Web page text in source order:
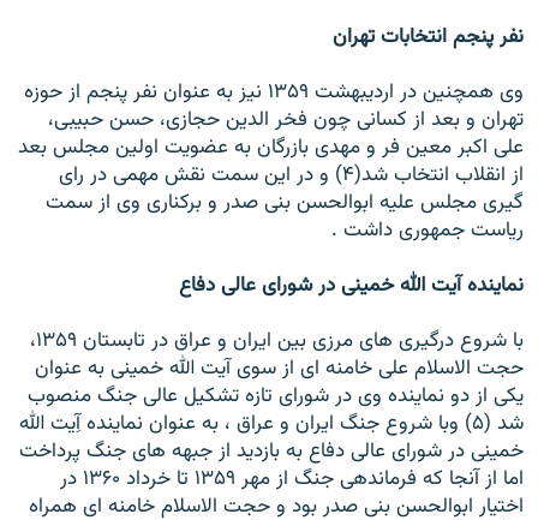
نفر پنجم انتخابات تهران
وی همچنين در ارديبهشت ۱۳۵۹ نيز به عنوان نفر پنجم از حوزه
تهران و بعد از کسانی چون فخر الدين حجازی، حسن حبيبی،
علی اکبر معين فر و مهدی بازرگان به عضويت اولين مجلس بعد
از انقلاب انتخاب شد(۴) و در اين سمت نقش مهمی در رای
گيری مجلس عليه ابوالحسن بنی صدر و برکناری وی از سمت
رياست جمهوری داشت .
نماينده آیت الله خمينی در شورای عالی دفاع
با شروع درگيری های مرزی بين ايران و عراق در تابستان ۱۳۵۹،
حجت الاسلام علی خامنه ای از سوی آيت الله خمينی به عنوان
يکی از دو نماينده وی در شورای تازه تشکيل عالی جنگ منصوب
شد (۵) وبا شروع جنگ ايران و عراق ، به عنوان نماينده آِيت الله
خمينی در شورای عالی دفاع به بازديد از جبهه های جنگ پرداخت
اما از آنجا که فرماندهی جنگ از مهر ۱۳۵۹ تا خرداد ۱۳۶۰ در
اختيار ابوالحسن بنی صدر بود و حجت الاسلام خامنه ای همراه